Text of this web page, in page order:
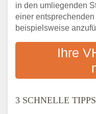
Online-Kurse:
VHS-Kurs
Vor- und
Das
in den umliegenden
einer
beispielsweise
Ihre
3 SCHNELLE TIPPS